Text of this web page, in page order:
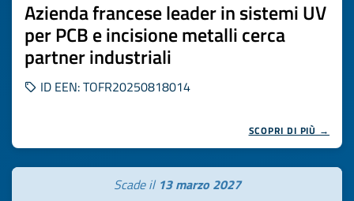
Azienda francese leader in sistemi UV
per PCB e incisione metalli cerca
partner industriali
ID EEN: TOFR20250818014
SCOPRI DI PIÙ →
Scade il 13 marzo 2027